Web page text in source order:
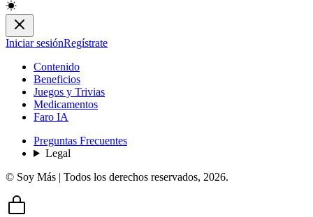
Iniciar sesiónRegístrate
Contenido
Beneficios
Juegos y Trivias
Medicamentos
Faro IA
Preguntas Frecuentes
Legal
© Soy Más | Todos los derechos reservados, 2026.